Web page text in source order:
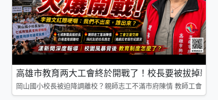
高雄市教育两大工會終於開戰了！校長要被拔掉親
岡山國小校長被迫降調離校？親師志工不滿市府陳情 教師工會槓